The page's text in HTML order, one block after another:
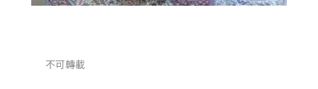
不可轉載